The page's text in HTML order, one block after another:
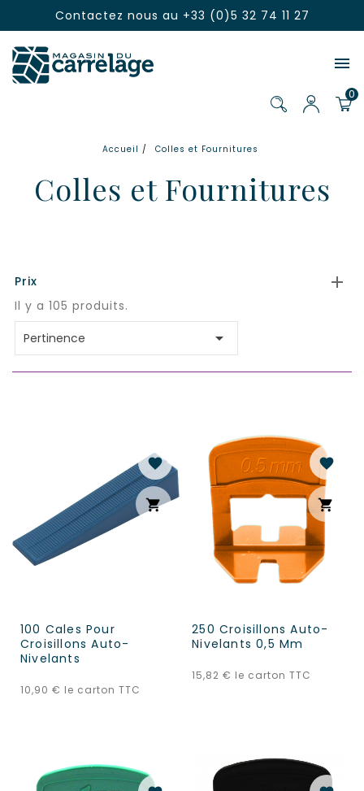
Contactez nous au +33 (0)5 32 74 11 27

0
Accueil Colles et Fournitures
Colles et Fournitures
Prix 
Il y a 105 produits.
Pertinence

100 Cales Pour
Croisillons Auto-
Nivelants
10,90 € le carton TTC
favorite
shopping_cart
250 Croisillons Auto-
Nivelants 0,5 Mm
15,82 € le carton TTC
favorite
shopping_cart